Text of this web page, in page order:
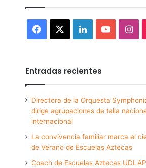
Facebook LinkedInYouTube
Entradas recientes
Directora de la Orquesta
dirige agrupaciones de talla
internacional
La convivencia familiar marca el
de Verano de Escuelas Aztecas
Coach de Escuelas Aztecas